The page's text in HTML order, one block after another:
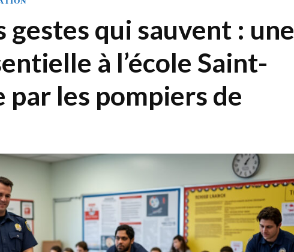
qui sauvent : une
à l’école Saint-
les pompiers de